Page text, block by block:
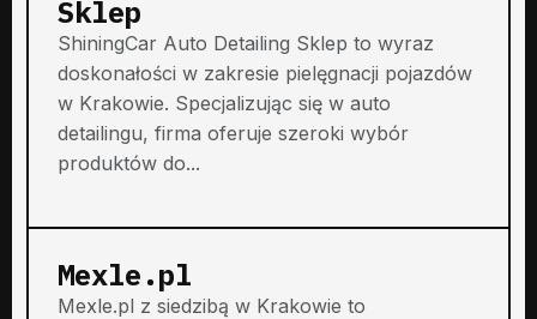
Sklep
ShiningCar Auto Detailing Sklep to wyraz
doskonałości w zakresie pielęgnacji pojazdów
w Krakowie. Specjalizując się w auto
detailingu, firma oferuje szeroki wybór
produktów do...
Mexle.pl
Mexle.pl z siedzibą w Krakowie to